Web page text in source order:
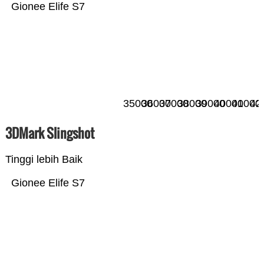
Gionee Elife S7
35000360003700038000390004000041000
3DMark Slingshot
Tinggi lebih Baik
Gionee Elife S7